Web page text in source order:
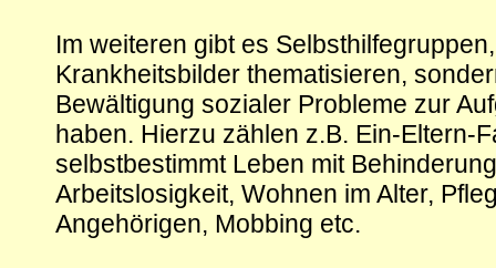
Im weiteren gibt es
Krankheitsbilder thematisieren,
Bewältigung sozialer Probleme zur
haben. Hierzu zählen z.B. Ein-Eltern-
selbstbestimmt Leben mit
Arbeitslosigkeit, Wohnen im Alter,
Angehörigen, Mobbing etc.